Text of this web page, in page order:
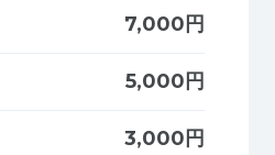
7,000円
5,000円
3,000円